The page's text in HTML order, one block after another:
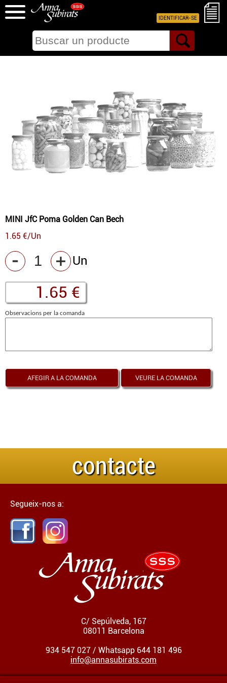
IDENTIFICAR-SE
MINI JfC Poma Golden Can Bech
1.65 €/Un
Un
Observacions per la comanda
contacte
Segueix-nos a:
C/ Sepúlveda, 167
08011 Barcelona
934 547 027 / Whatsapp 644 181 496
info@annasubirats.com